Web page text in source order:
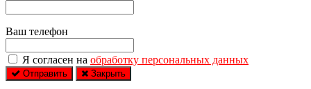
Ваш телефон
Я согласен на обработку персональных данных
Отправить Закрыть